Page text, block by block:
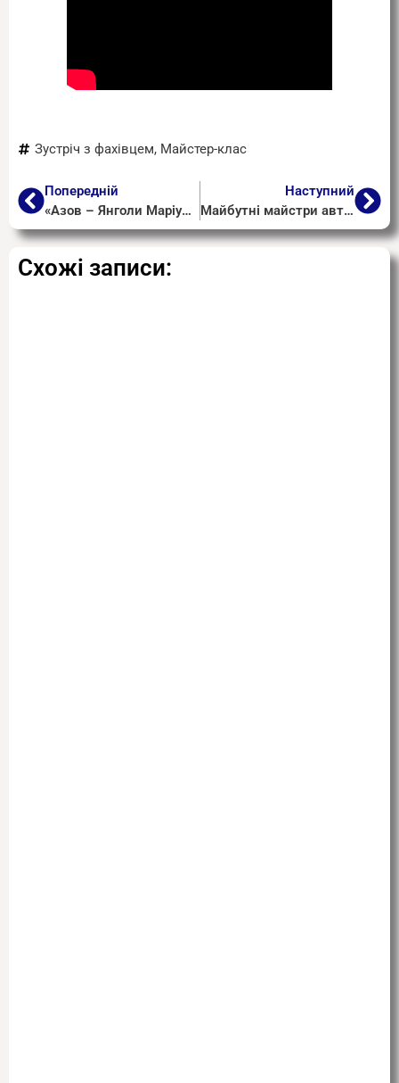
Зустріч з фахівцем, Майстер-клас
Попередній
«Азов – Янголи Маріуполя»
Наступний
Майбутні майстри автомобільної справи
Схожі записи: